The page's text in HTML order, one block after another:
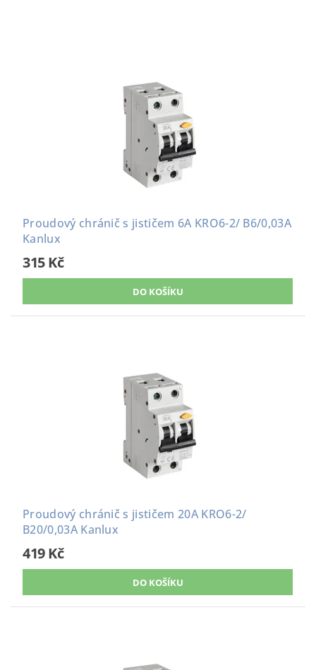
Proudový chránič s jističem 6A KRO6-2/ B6/0,03A
Kanlux
315 Kč
Proudový chránič s jističem 20A KRO6-2/
B20/0,03A Kanlux
419 Kč